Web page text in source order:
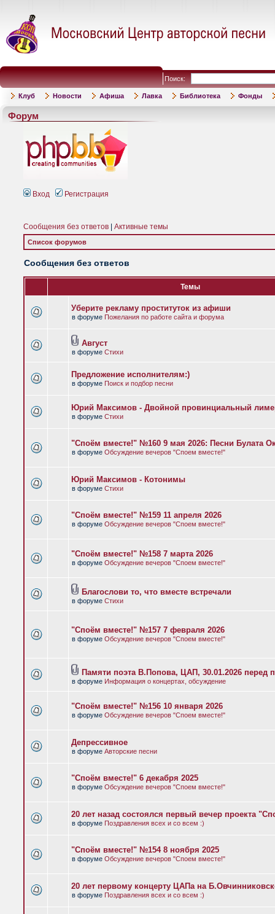
Поиск:
Клуб Новости Афиша Лавка Библиотека Фонды
Форум
Вход Регистрация
Сообщения без ответов Активные темы
Список форумов
Сообщения без ответов
Темы
Уберите рекламу проституток из афиши
в форуме Пожелания по работе сайта и форума
Август
в форуме Стихи
Предложение исполнителям:)
в форуме Поиск и подбор песни
Юрий Максимов - Двойной провинциальный
в форуме Стихи
"Споём вместе!" №160 9 мая 2026: Песни Булата
в форуме Обсуждение вечеров "Споем вместе!"
Юрий Максимов - Котонимы
в форуме Стихи
"Споём вместе!" №159 11 апреля 2026
в форуме Обсуждение вечеров "Споем вместе!"
"Споём вместе!" №158 7 марта 2026
в форуме Обсуждение вечеров "Споем вместе!"
Благослови то, что вместе встречали
в форуме Стихи
"Споём вместе!" №157 7 февраля 2026
в форуме Обсуждение вечеров "Споем вместе!"
Памяти поэта В.Попова, ЦАП, 30.01.2026 перед
в форуме Информация о концертах, обсуждение
"Споём вместе!" №156 10 января 2026
в форуме Обсуждение вечеров "Споем вместе!"
Депрессивное
в форуме Авторские песни
"Споём вместе!" 6 декабря 2025
в форуме Обсуждение вечеров "Споем вместе!"
20 лет назад состоялся первый вечер проекта
в форуме Поздравления всех и со всем :)
"Споём вместе!" №154 8 ноября 2025
в форуме Обсуждение вечеров "Споем вместе!"
20 лет первому концерту ЦАПа на
в форуме Поздравления всех и со всем :)